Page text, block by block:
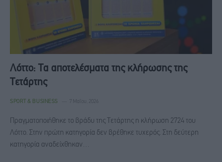
Λόττο: Τα αποτελέσματα της κλήρωσης της
Τετάρτης
SPORT & BUSINESS 7 Μαΐου, 2026
Πραγματοποιήθηκε το βράδυ της Τετάρτης η κλήρωση 2724 του
Λόττο. Στην πρώτη κατηγορία δεν βρέθηκε τυχερός. Στη δεύτερη
κατηγορία αναδείχθηκαν…